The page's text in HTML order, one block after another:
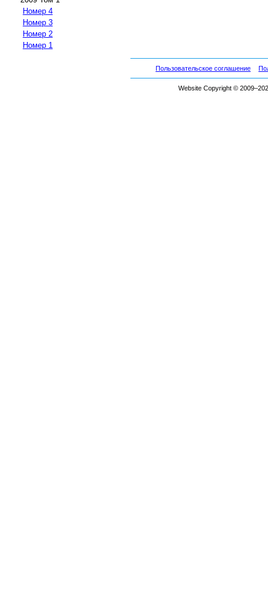
Номер 4
Номер 3
Номер 2
Номер 1
Пользовательское соглашение
Website Copyright ©